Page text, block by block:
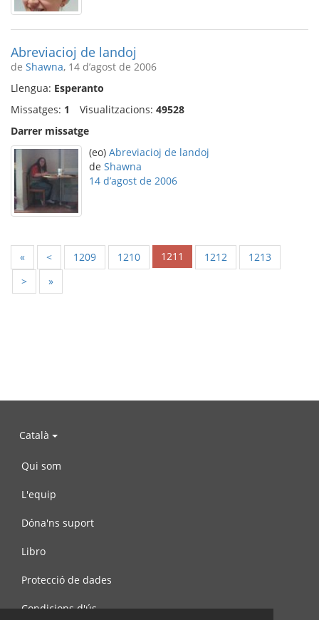
Abreviacioj de landoj
de Shawna, 14 d’agost de 2006
Llengua: Esperanto
Missatges: 1 Visualitzacions: 49528
Darrer missatge
(eo) Abreviacioj de landoj
de Shawna
14 d’agost de 2006
« < 1209 1210 1211 1212
1213
>
»
Català
Qui som
L'equip
Dóna'ns suport
Libro
Protecció de dades
Condicions d'ús